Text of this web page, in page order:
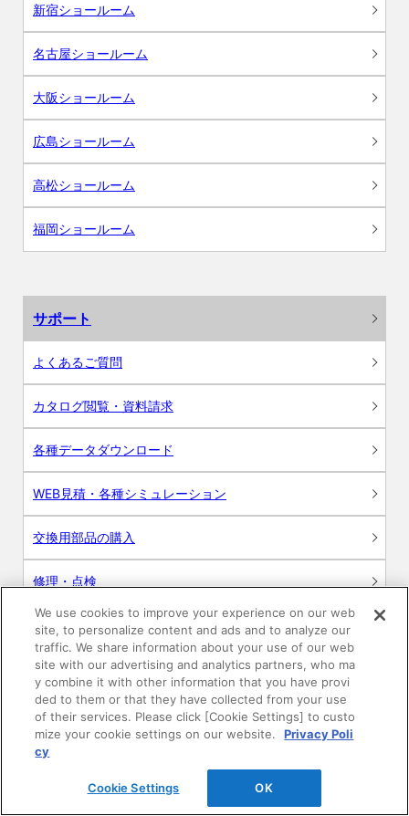
新宿ショールーム
名古屋ショールーム
大阪ショールーム
広島ショールーム
高松ショールーム
福岡ショールーム
サポート
よくあるご質問
カタログ閲覧・資料請求
各種データダウンロード
WEB見積・各種シミュレーション
交換用部品の購入
修理・点検
お問い合わせ
ログイン
建築・設計関係者様向けサイト
ユーザー登録サービス
WEB見積システム
We use cookies to improve your experience on our web
site, to personalize content and ads and to analyze our
traffic. We share information about your use of our web
site with our advertising and analytics partners, who ma
y combine it with other information that you have provi
ded to them or that they have collected from your use
of their services. Please click [Cookie Settings] to custo
mize your cookie settings on our website.
Privacy Poli
cy
Cookie Settings OK